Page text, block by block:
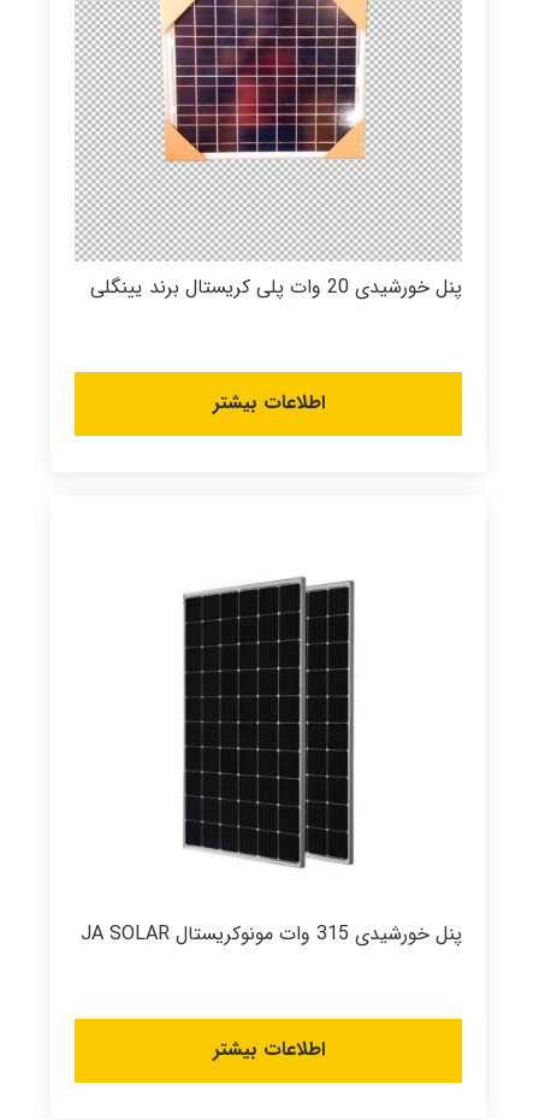
پنل خورشیدی 20 وات پلی کریستال برند یینگلی
اطلاعات بیشتر
پنل خورشیدی 315 وات مونوکریستال JA SOLAR
اطلاعات بیشتر